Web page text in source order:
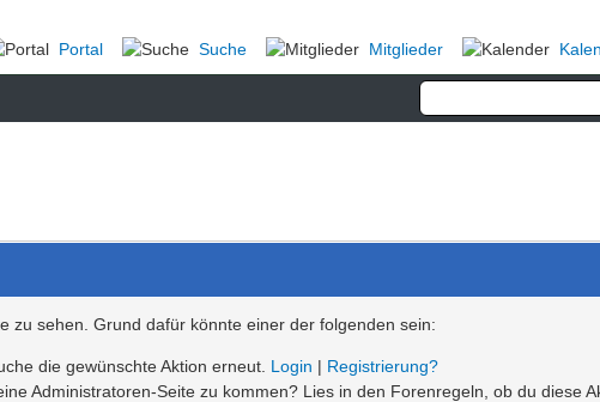
Portal Suche Mitglieder
zu sehen. Grund dafür könnte einer der folgenden sein:
die gewünschte Aktion erneut. Login | Registrierung?
Administratoren-Seite zu kommen? Lies in den Forenregeln, ob du diese